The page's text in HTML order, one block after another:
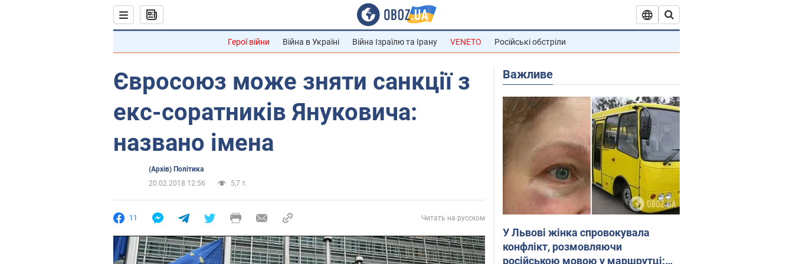
Герої війни Війна в Україні Війна Ізраїлю та Ірану VENETO Російські обстріли
Євросоюз може зняти санкції з
екс-соратників Януковича:
названо імена
(Архів) Політика
20.02.2018 12:56
5,7 т.
11 Читать на русском
Важливе
У Львові жінка спровокувала
конфлікт, розмовляючи
російською мовою у маршрутці: